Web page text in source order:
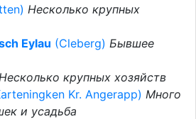
Несколько крупных
Eylau (Cleberg) Бывшее
крупных хозяйств
Kr. Angerapp) Много
и усадьба